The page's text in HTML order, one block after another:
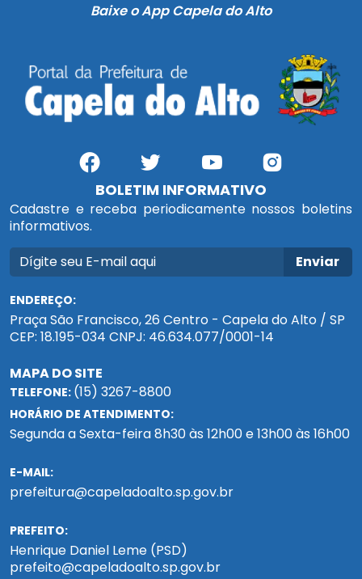
Baixe o App Capela do Alto
BOLETIM INFORMATIVO
Cadastre e receba periodicamente nossos boletins
informativos.
Enviar
ENDEREÇO:
Praça São Francisco, 26 Centro - Capela do Alto / SP
CEP: 18.195-034 CNPJ: 46.634.077/0001-14
MAPA DO SITE
TELEFONE: (15) 3267-8800
HORÁRIO DE ATENDIMENTO:
Segunda a Sexta-feira 8h30 às 12h00 e 13h00 às 16h00
E-MAIL:
prefeitura@capeladoalto.sp.gov.br
PREFEITO:
Henrique Daniel Leme (PSD)
prefeito@capeladoalto.sp.gov.br